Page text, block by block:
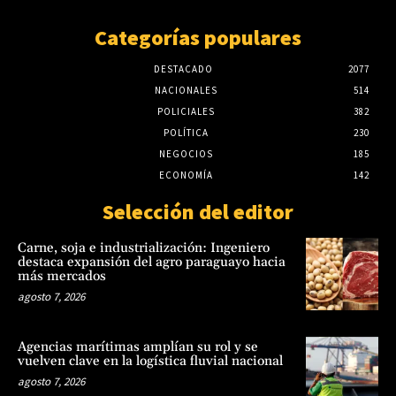
Categorías populares
DESTACADO
2077
NACIONALES
514
POLICIALES
382
POLÍTICA
230
NEGOCIOS
185
ECONOMÍA
142
Selección del editor
Carne, soja e industrialización: Ingeniero
destaca expansión del agro paraguayo hacia
más mercados
agosto 7, 2026
Agencias marítimas amplían su rol y se
vuelven clave en la logística fluvial nacional
agosto 7, 2026